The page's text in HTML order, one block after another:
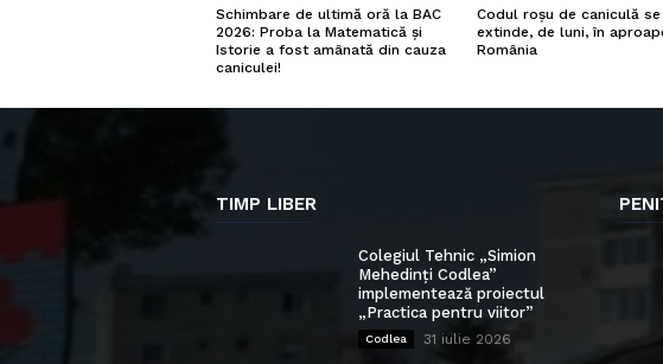
Schimbare de ultimă oră la BAC
2026: Proba la Matematică și
Istorie a fost amânată din cauza
caniculei!
Codul roșu de caniculă se
extinde, de luni, în
România
TIMP LIBER
Colegiul Tehnic „Simion
Mehedinți Codlea”
implementează proiectul
„Practica pentru viitor”
Codlea 31 iulie 2026